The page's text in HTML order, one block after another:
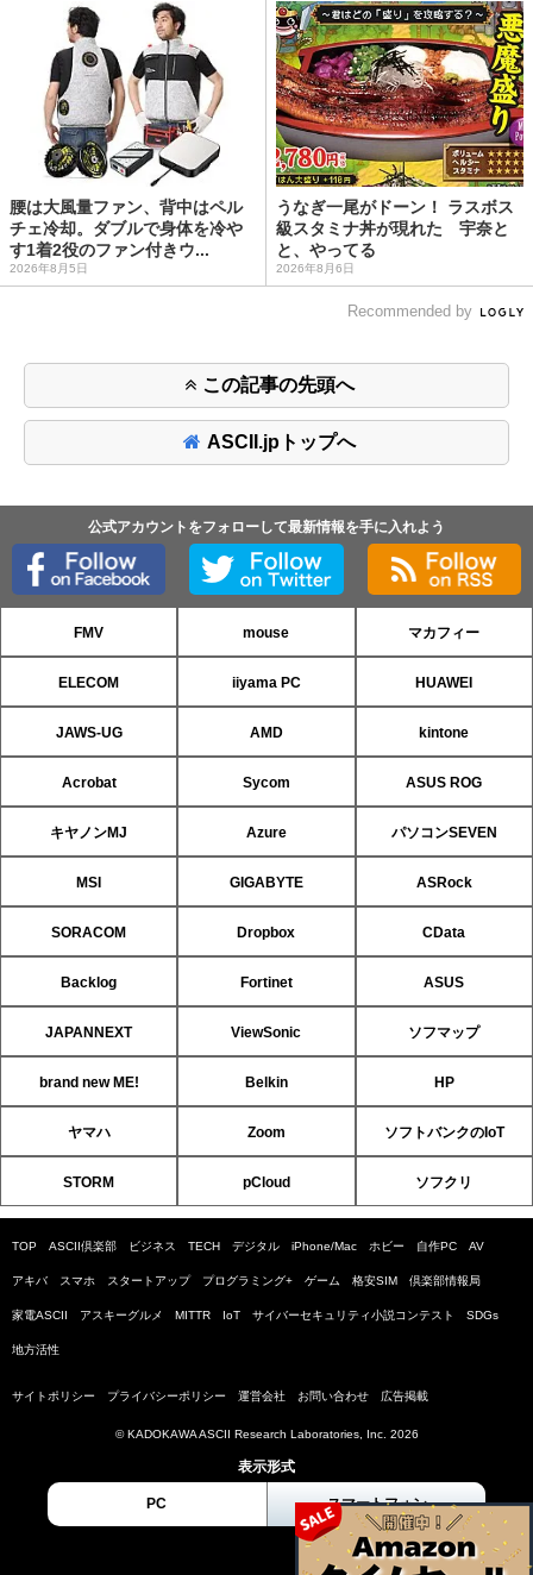
腰は大風量ファン、背中はペル
チェ冷却。ダブルで身体を冷や
す1着2役のファン付きウ...
2026年8月5日
うなぎ一尾がドーン！ ラスボス
級スタミナ丼が現れた 宇奈と
と、やってる
2026年8月6日
Recommended by
この記事の先頭へ
ASCII.jpトップへ
公式アカウントをフォローして最新情報を手に入れよう
FMV mouse マカフィー
ELECOM iiyama PC HUAWEI
JAWS-UG AMD kintone
Acrobat Sycom ASUS ROG
キヤノンMJ Azure パソコンSEVEN
MSI GIGABYTE ASRock
SORACOM Dropbox CData
Backlog Fortinet ASUS
JAPANNEXT ViewSonic ソフマップ
brand new ME! Belkin HP
ヤマハ Zoom ソフトバンクのIoT
STORM pCloud ソフクリ
TOP ASCII倶楽部 ビジネス TECH デジタル iPhone/Mac ホビー 自作PC AV
アキバ スマホ スタートアップ プログラミング+ ゲーム 格安SIM 倶楽部情報局
家電ASCII アスキーグルメ MITTR IoT サイバーセキュリティ小説コンテスト SDGs
地方活性
サイトポリシー プライバシーポリシー 運営会社 お問い合わせ 広告掲載
© KADOKAWA ASCII Research Laboratories, Inc. 2026
表示形式
PC スマートフォン